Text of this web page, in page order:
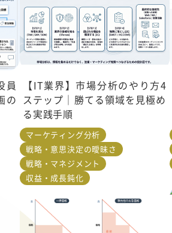
員
の
【IT業界】市場分析のやり方4
ステップ｜勝てる領域を見極め
る実践手順
マーケティング分析
戦略・意思決定の曖昧さ
戦略・マネジメント
収益・成長鈍化